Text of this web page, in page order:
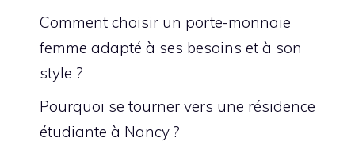
Comment choisir un porte-monnaie
femme adapté à ses besoins et à son
style ?
Pourquoi se tourner vers une résidence
étudiante à Nancy ?